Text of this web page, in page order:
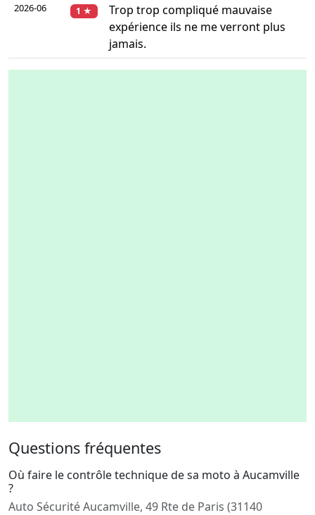
2026-06 1 ★
Trop trop compliqué mauvaise
expérience ils ne me verront plus
jamais.
Questions fréquentes
Où faire le contrôle technique de sa moto à Aucamville
?
Auto Sécurité Aucamville, 49 Rte de Paris (31140